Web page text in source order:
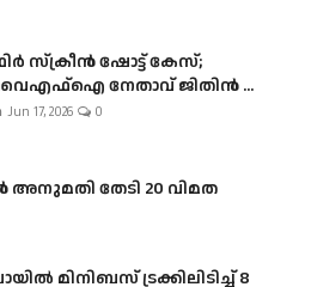
സ്‌ക്രീൻ ഷോട്ട് കേസ്;
നേതാവ് ജിതിൻ ...
Jun 17, 2026 0
തേടി 20 വിമത
മിനിബസ്​ ട്രക്കിലിടിച്ച് 8